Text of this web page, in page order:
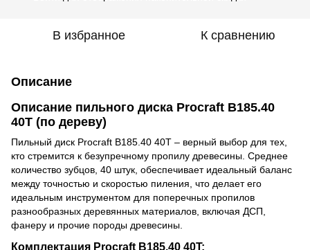
В избранное К сравнению
Описание
Описание пильного диска Procraft B185.40
40T (по дереву)
Пильный диск Procraft B185.40 40T – верный выбор для тех,
кто стремится к безупречному пропилу древесины. Среднее
количество зубцов, 40 штук, обеспечивает идеальный баланс
между точностью и скоростью пиления, что делает его
идеальным инструментом для поперечных пропилов
разнообразных деревянных материалов, включая ДСП,
фанеру и прочие породы древесины.
Комплектация Procraft B185.40 40T: